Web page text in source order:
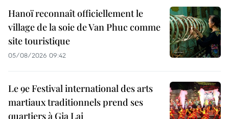
Hanoï reconnaît officiellement le
village de la soie de Van Phuc comme
site touristique
05/08/2026 09:42
Le 9e Festival international des arts
martiaux traditionnels prend ses
quartiers à Gia Lai